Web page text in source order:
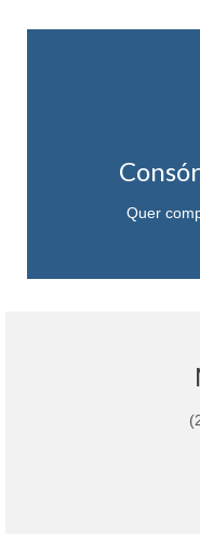
Quer
Escolha a melhor
carro com